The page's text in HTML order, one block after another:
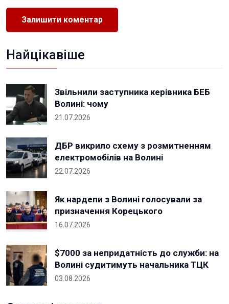
Найцікавіше
Звільнили заступника керівника БЕБ
Волині: чому
21.07.2026
ДБР викрило схему з розмитненням
електромобілів на Волині
22.07.2026
Як нардепи з Волині голосували за
призначення Корецького
16.07.2026
$7000 за непридатність до служби: на
Волині судитимуть начальника ТЦК
03.08.2026